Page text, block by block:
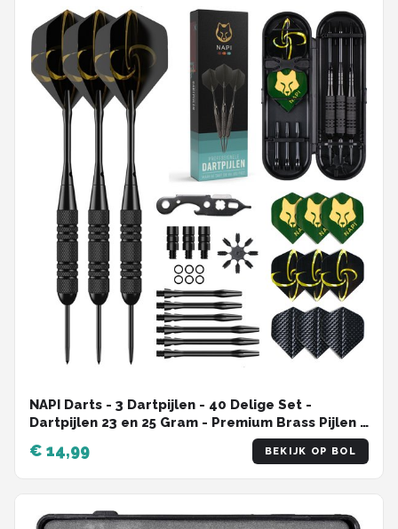
NAPI Darts - 3 Dartpijlen - 40 Delige Set -
Dartpijlen 23 en 25 Gram - Premium Brass Pijlen -
Hoge kwaliteit Steeltip - Inclusief Dart Flights - 2
Verschillende Lengtes - Inclusief Dart Case
€ 14,99 BEKIJK OP BOL